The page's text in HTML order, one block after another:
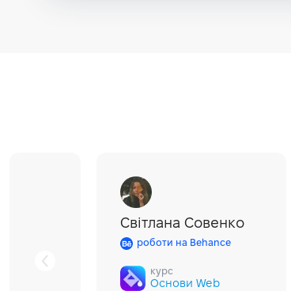
Світлана Совенко
роботи на Behance
курс
Основи Web